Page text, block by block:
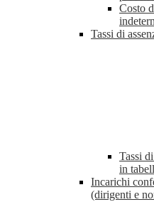
Costo
Tassi di
Tassi
in
Incarichi
(dirigenti e